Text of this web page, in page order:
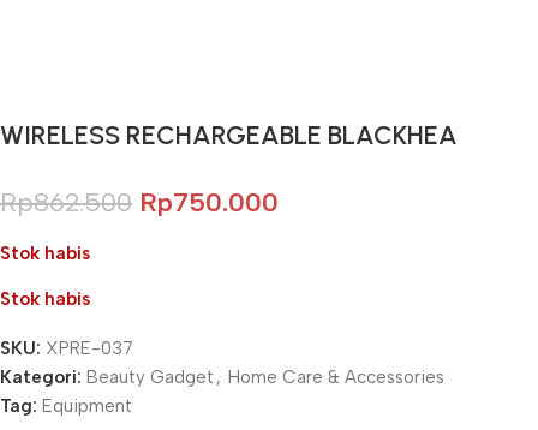
WIRELESS RECHARGEABLE BLACKHEA
Rp862.500 Rp750.000
Stok habis
Stok habis
SKU: XPRE-037
Kategori: Beauty Gadget , Home Care & Accessories
Tag: Equipment